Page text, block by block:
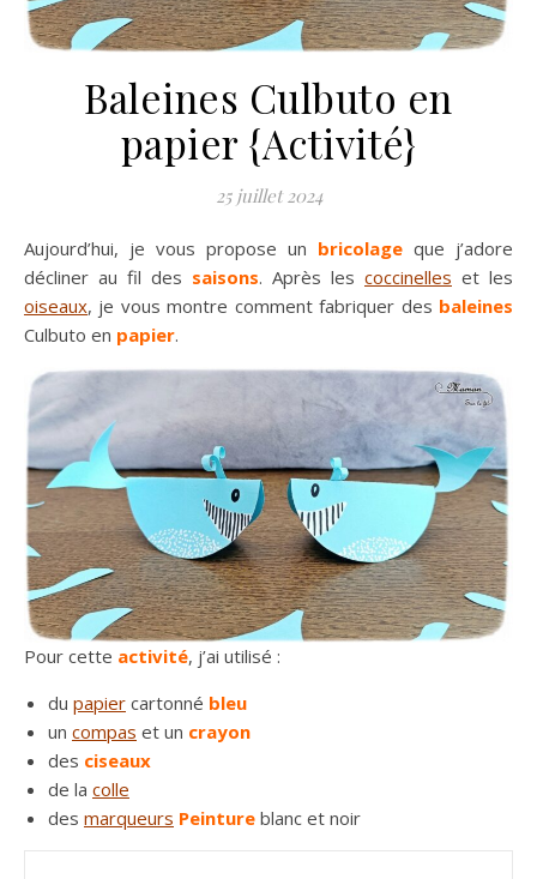
Baleines Culbuto en
papier {Activité}
25 juillet 2024
Aujourd’hui, je vous propose un bricolage que j’adore
décliner au fil des saisons. Après les coccinelles et les
oiseaux, je vous montre comment fabriquer des baleines
Culbuto en papier.
Pour cette activité, j’ai utilisé :
du papier cartonné bleu
un compas et un crayon
des ciseaux
de la colle
des marqueurs Peinture blanc et noir